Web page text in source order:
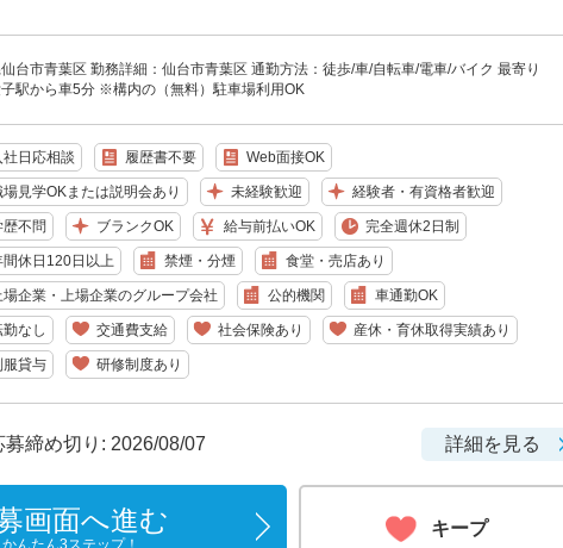
台市青葉区 勤務詳細：仙台市青葉区 通勤方法：徒歩/車/自転車/電車/バイク 最寄り
駅から車5分 ※構内の（無料）駐車場利用OK
社日応相談 履歴書不要 Web面接OK
場見学OKまたは説明会あり 未経験歓迎 経験者・有資格者歓迎
歴不問 ブランクOK 給与前払いOK 完全週休2日制
間休日120日以上 禁煙・分煙 食堂・売店あり
場企業・上場企業のグループ会社 公的機関 車通勤OK
勤なし 交通費支給 社会保険あり 産休・育休取得実績あり
服貸与 研修制度あり
締め切り: 2026/08/07 詳細を見る
画面へ進む
かんたん3ステップ！
キープ